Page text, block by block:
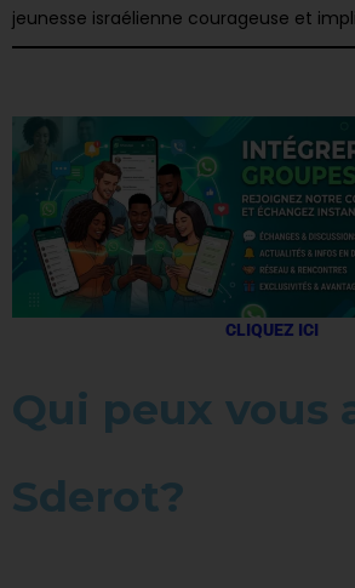
jeunesse israélienne courageuse et
CLIQUEZ ICI
Qui peux vous
Sderot?